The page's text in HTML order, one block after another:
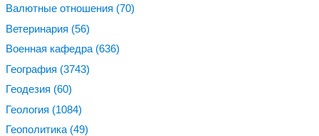
Валютные отношения (70)
Ветеринария (56)
Военная кафедра (636)
География (3743)
Геодезия (60)
Геология (1084)
Геополитика (49)